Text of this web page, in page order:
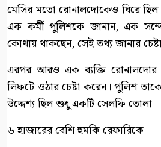
মেসির মতো রোনালদোকেও ঘিরে ছিল
এক কর্মী পুলিশকে জানান, এক
কোথায় থাকছেন, সেই তথ্য জানার
এরপর আরও এক ব্যক্তি রোনালদোর
লিফটে ওঠার চেষ্টা করেন। পুলিশ
উদ্দেশ্য ছিল শুধু একটি সেলফি তোলা।
৬ হাজারের বেশি হুমকি রেফারিকে